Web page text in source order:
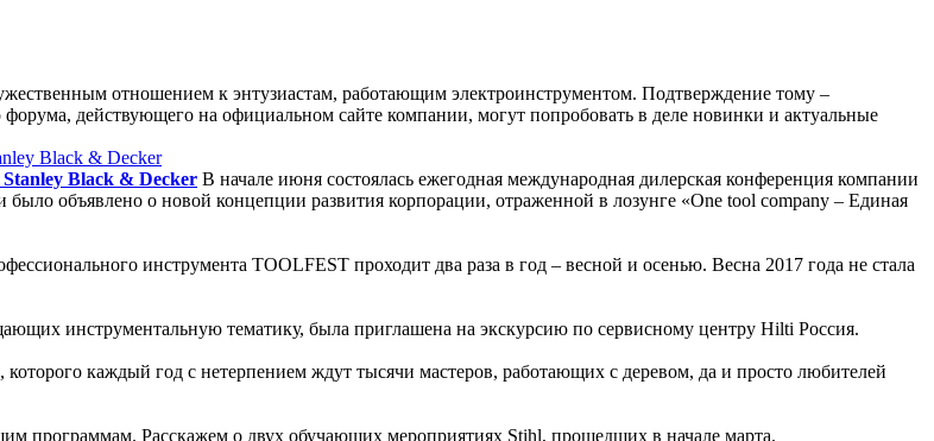
отношением к энтузиастам, работающим электроинструментом. Подтверждение тому –
действующего на официальном сайте компании, могут попробовать в деле новинки и актуальные
Black & Decker В начале июня состоялась ежегодная международная дилерская конференция компании
объявлено о новой концепции развития корпорации, отраженной в лозунге «One tool company – Единая
инструмента TOOLFEST проходит два раза в год – весной и осенью. Весна 2017 года не стала
инструментальную тематику, была приглашена на экскурсию по сервисному центру Hilti Россия.
которого каждый год с нетерпением ждут тысячи мастеров, работающих с деревом, да и просто любителей
программам. Расскажем о двух обучающих мероприятиях Stihl, прошедших в начале марта.